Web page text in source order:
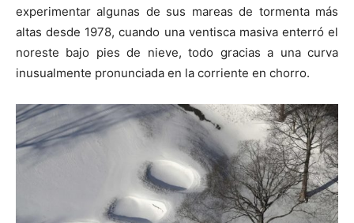
experimentar algunas de sus mareas de tormenta más
altas desde 1978, cuando una ventisca masiva enterró el
noreste bajo pies de nieve, todo gracias a una curva
inusualmente pronunciada en la corriente en chorro.